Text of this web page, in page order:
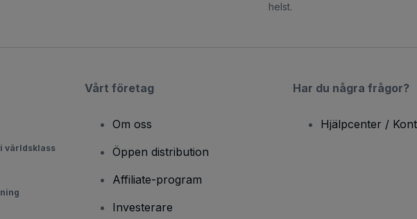
helst.
världsklass
Vårt företag
Om oss
Öppen distribution
Affiliate-program
Investerare
Har du några frågor?
Hjälpcenter /